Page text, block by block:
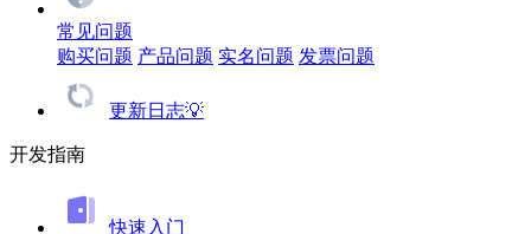
常见问题
购买问题 产品问题 实名问题 发票问题
更新日志💡
开发指南
快速入门